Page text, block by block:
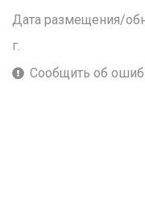
Дата размещения/
г.
Сообщить об